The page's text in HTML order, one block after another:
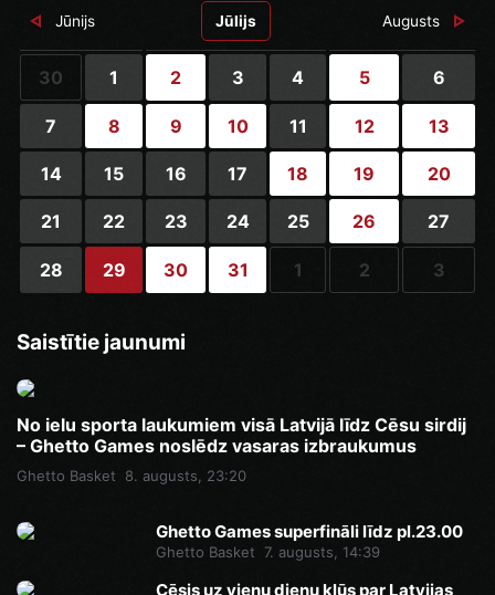
Jūnijs Jūlijs Augusts
30 1 2 3 4 5 6
7 8 9 10 11 12 13
14 15 16 17 18 19 20
21 22 23 24 25 26 27
28 29 30 31 1 2 3
Saistītie jaunumi
No ielu sporta laukumiem visā Latvijā līdz Cēsu sirdij
– Ghetto Games noslēdz vasaras izbraukumus
Ghetto Basket 8. augusts, 23:20
Ghetto Games superfināli līdz pl.23.00
Ghetto Basket 7. augusts, 14:39
Cēsis uz vienu dienu kļūs par Latvijas